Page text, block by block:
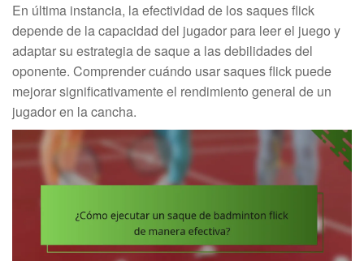
En última instancia, la efectividad de los saques flick
depende de la capacidad del jugador para leer el juego y
adaptar su estrategia de saque a las debilidades del
oponente. Comprender cuándo usar saques flick puede
mejorar significativamente el rendimiento general de un
jugador en la cancha.